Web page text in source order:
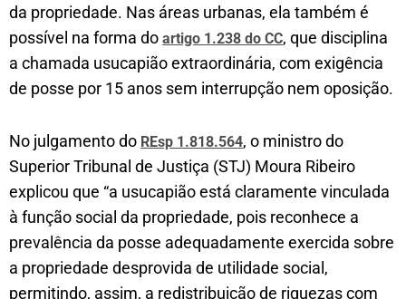
da propriedade. Nas áreas urbanas, ela também é
possível na forma do artigo 1.238 do CC, que disciplina
a chamada usucapião extraordinária, com exigência
de posse por 15 anos sem interrupção nem oposição.
No julgamento do REsp 1.818.564, o ministro do
Superior Tribunal de Justiça (STJ) Moura Ribeiro
explicou que “a usucapião está claramente vinculada
à função social da propriedade, pois reconhece a
prevalência da posse adequadamente exercida sobre
a propriedade desprovida de utilidade social,
permitindo, assim, a redistribuição de riquezas com